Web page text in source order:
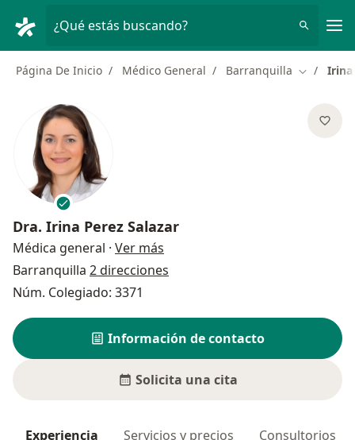
¿Qué estás buscando?
Página De Inicio Médico General Barranquilla Cambiar
Irina
Dra. Irina Perez Salazar
Médica general · Ver más
Barranquilla 2 direcciones
Núm. Colegiado: 3371
Información de contacto
Solicita una cita
Experiencia Servicios y precios Consultorios